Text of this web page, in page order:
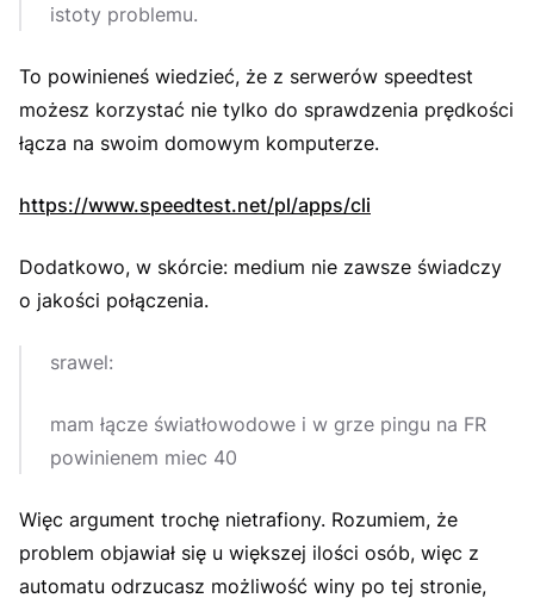
istoty problemu.
To powinieneś wiedzieć, że z serwerów speedtest
możesz korzystać nie tylko do sprawdzenia prędkości
łącza na swoim domowym komputerze.
https://www.speedtest.net/pl/apps/cli
Dodatkowo, w skórcie: medium nie zawsze świadczy
o jakości połączenia.
srawel:
mam łącze światłowodowe i w grze pingu na FR
powinienem miec 40
Więc argument trochę nietrafiony. Rozumiem, że
problem objawiał się u większej ilości osób, więc z
automatu odrzucasz możliwość winy po tej stronie,